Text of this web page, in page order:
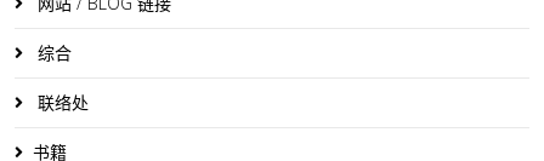
综合
联络处
书籍